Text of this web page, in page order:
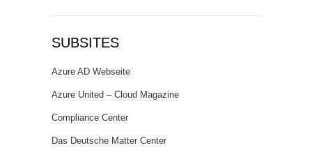
SUBSITES
Azure AD Webseite
Azure United – Cloud Magazine
Compliance Center
Das Deutsche Matter Center